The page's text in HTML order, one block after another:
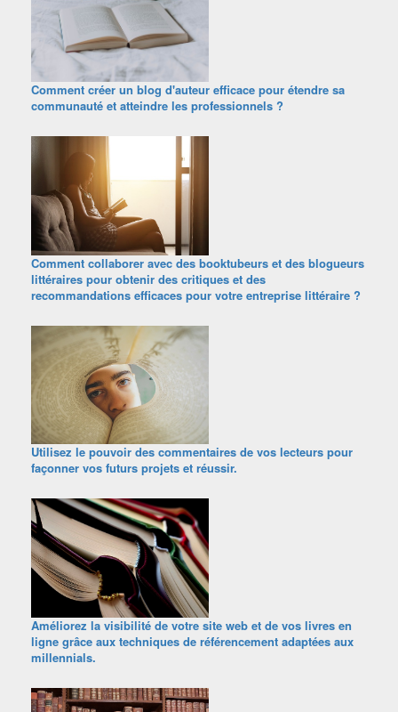
Comment créer un blog d'auteur efficace pour étendre sa
communauté et atteindre les professionnels ?
Comment collaborer avec des booktubeurs et des blogueurs
littéraires pour obtenir des critiques et des
recommandations efficaces pour votre entreprise littéraire ?
Utilisez le pouvoir des commentaires de vos lecteurs pour
façonner vos futurs projets et réussir.
Améliorez la visibilité de votre site web et de vos livres en
ligne grâce aux techniques de référencement adaptées aux
millennials.